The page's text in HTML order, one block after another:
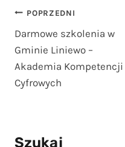
Nawigacja
wpisu
POPRZEDNI
Darmowe szkolenia w
Gminie Liniewo –
Akademia Kompetencji
Cyfrowych
Szukaj